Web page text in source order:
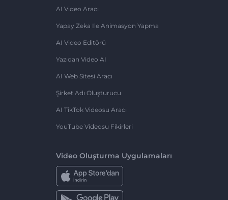
AI Video Aracı
Yapay Zeka Ile Animasyon Yapma
AI Video Editörü
Yazıdan Video AI
AI Web Sitesi Aracı
Şirket Adı Oluşturucu
AI TikTok Videosu Aracı
YouTube Videosu Fikirleri
Video Oluşturma Uygulamaları